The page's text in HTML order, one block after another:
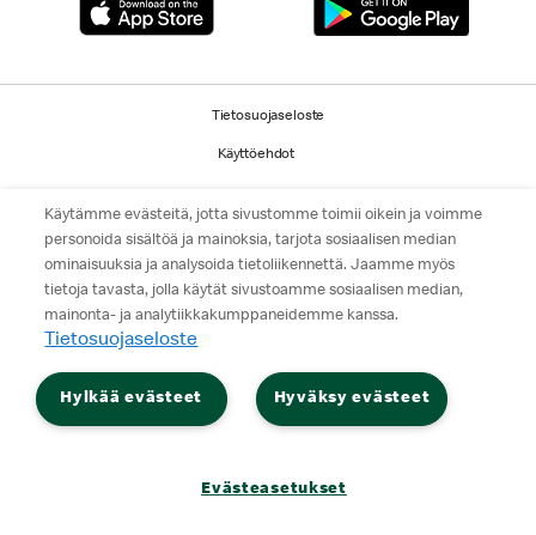
Tietosuojaseloste
Käyttöehdot
Käytämme evästeitä, jotta sivustomme toimii oikein ja voimme
personoida sisältöä ja mainoksia, tarjota sosiaalisen median
ominaisuuksia ja analysoida tietoliikennettä. Jaamme myös
tietoja tavasta, jolla käytät sivustoamme sosiaalisen median,
mainonta- ja analytiikkakumppaneidemme kanssa.
Tietosuojaseloste
Hyväksy evästeet
Hylkää evästeet
Evästeasetukset